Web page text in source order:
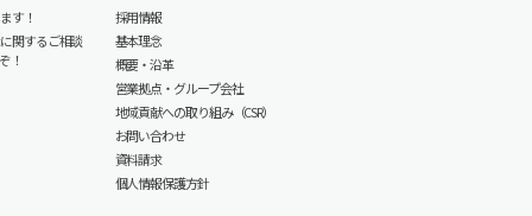
す！
関するご相談
！
採用情報
基本理念
概要・沿革
営業拠点・グループ会社
地域貢献への取り組み（CSR）
お問い合わせ
資料請求
個人情報保護方針